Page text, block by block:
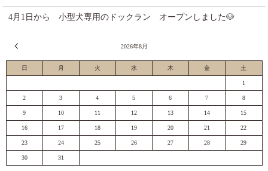
4月1日から 小型犬専用のドックラン オープンしました🐶
2026年8月
日 月 火 水 木 金 土
1
2 3 4 5 6 7 8
9 10 11 12 13 14 15
16 17 18 19 20 21 22
23 24 25 26 27 28 29
30 31